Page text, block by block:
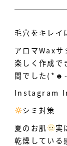
毛穴をキレイ
アロマWax
楽しく作成で
間でした
Instagram
シミ対策
️ 夏のお肌 実
乾燥している